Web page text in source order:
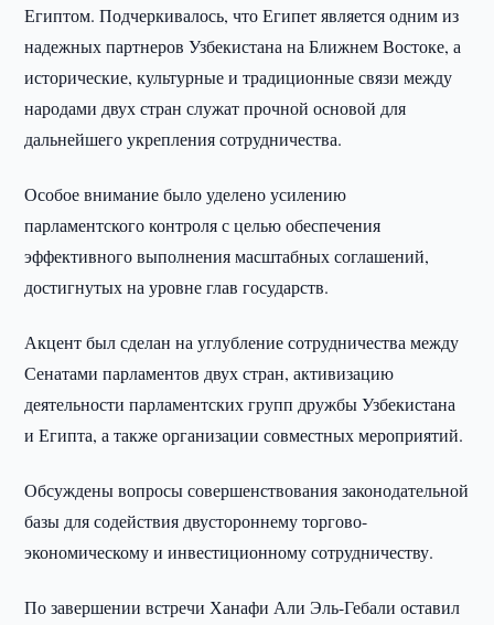
Египтом. Подчеркивалось, что Египет является одним из
надежных партнеров Узбекистана на Ближнем Востоке, а
исторические, культурные и традиционные связи между
народами двух стран служат прочной основой для
дальнейшего укрепления сотрудничества.
Особое внимание было уделено усилению
парламентского контроля с целью обеспечения
эффективного выполнения масштабных соглашений,
достигнутых на уровне глав государств.
Акцент был сделан на углубление сотрудничества между
Сенатами парламентов двух стран, активизацию
деятельности парламентских групп дружбы Узбекистана
и Египта, а также организации совместных мероприятий.
Обсуждены вопросы совершенствования законодательной
базы для содействия двустороннему торгово-
экономическому и инвестиционному сотрудничеству.
По завершении встречи Ханафи Али Эль-Гебали оставил